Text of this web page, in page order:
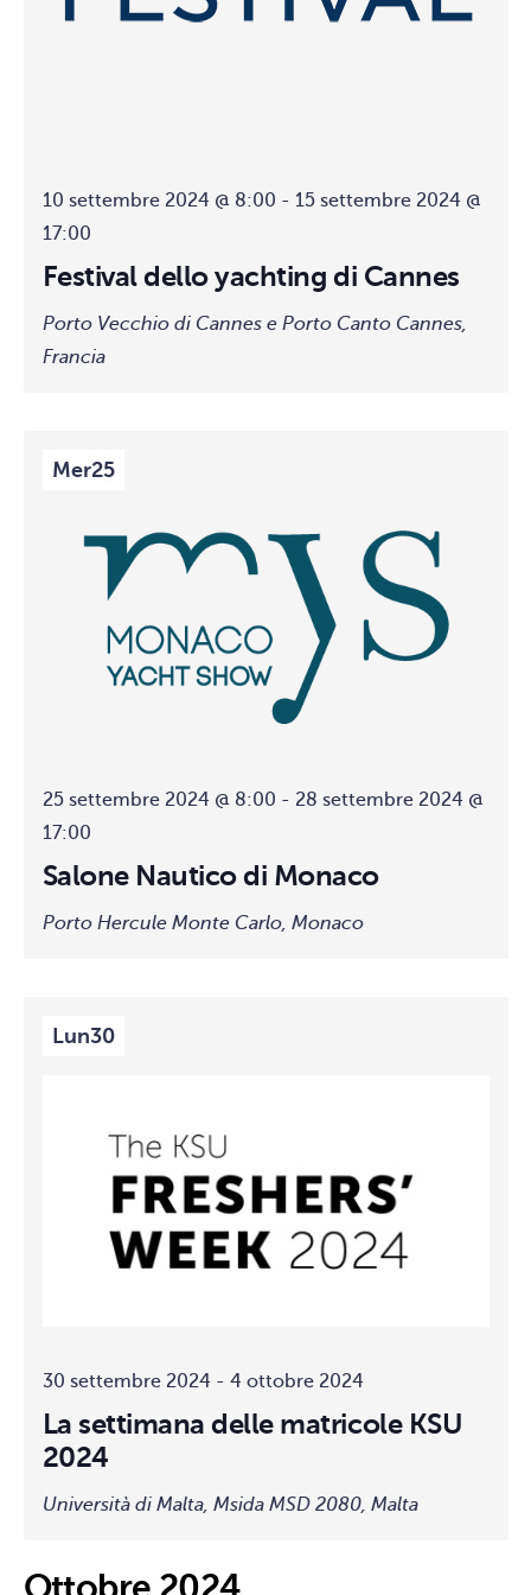
Festival dello yachting di Cannes
10 settembre 2024 @ 8:00 - 15 settembre 2024 @
17:00
Porto Vecchio di Cannes e Porto Canto Cannes,
Francia
Mer25
Salone Nautico di Monaco
25 settembre 2024 @ 8:00 - 28 settembre 2024 @
17:00
Porto Hercule Monte Carlo, Monaco
Lun30
La settimana delle matricole KSU
2024
30 settembre 2024 - 4 ottobre 2024
Università di Malta, Msida MSD 2080, Malta